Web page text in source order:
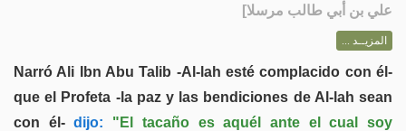
علي بن أبي طالب مرسلا]
المزيــد ...
Narró Ali Ibn Abu Talib -Al-lah esté complacido con él-
que el Profeta -la paz y las bendiciones de Al-lah sean
con él-dijo:
"El tacaño es aquél ante el cual soy